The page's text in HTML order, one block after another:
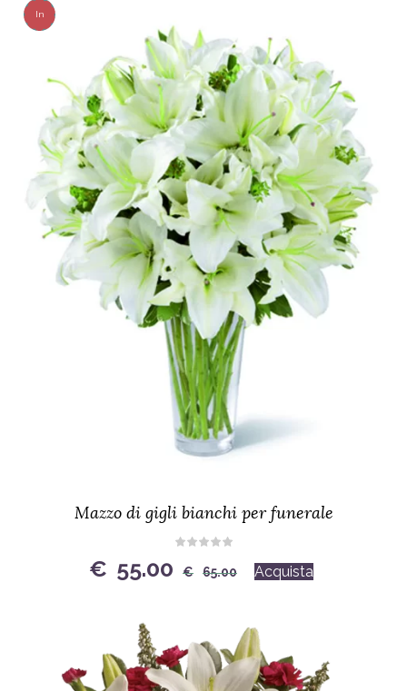
In
Mazzo di gigli bianchi per funerale
€ 65.00Original
€65.00.
€ 55.00
Current
€55.00.
Acquista